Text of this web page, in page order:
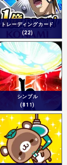
トレーディングカード
(22)
シンプル
(811)